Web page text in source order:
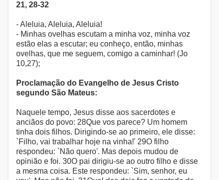
21, 28-32
- Aleluia, Aleluia, Aleluia!
- Minhas ovelhas escutam a minha voz, minha voz
estão elas a escutar; eu conheço, então, minhas
ovelhas, que me seguem, comigo a caminhar! (Jo
10,27);
Proclamação do Evangelho de Jesus Cristo
segundo São Mateus:
Naquele tempo, Jesus disse aos sacerdotes e
anciãos do povo: 28Que vos parece? Um homem
tinha dois filhos. Dirigindo-se ao primeiro, ele disse:
`Filho, vai trabalhar hoje na vinha!' 29O filho
respondeu: `Não quero'. Mas depois mudou de
opinião e foi. 30O pai dirigiu-se ao outro filho e disse
a mesma coisa. Este respondeu: `Sim, senhor, eu